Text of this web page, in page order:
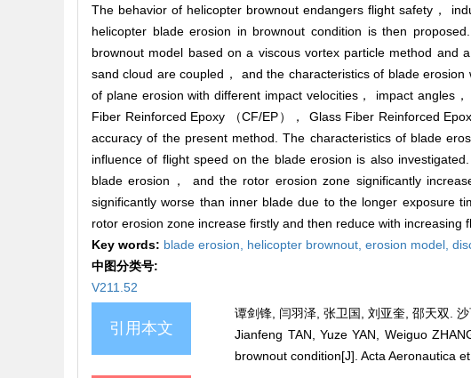
The behavior of helicopter brownout endangers flight safety，
helicopter blade erosion in brownout condition is then
brownout model based on a viscous vortex particle method and
sand cloud are coupled， and the characteristics of blade
of plane erosion with different impact velocities， impact angles
Fiber Reinforced Epoxy （CF/EP）， Glass Fiber Reinforced
accuracy of the present method. The characteristics of blade
influence of flight speed on the blade erosion is also
blade erosion， and the rotor erosion zone significantly
significantly worse than inner blade due to the longer exposure
rotor erosion zone increase firstly and then reduce with increasing
Key words: blade erosion, helicopter brownout, erosion model,
中图分类号:
V211.52
引用本文
谭剑锋, 闫羽泽, 张卫国, 刘亚奎, 邵天双.
Jianfeng TAN, Yuze YAN, Weiguo
brownout condition[J]. Acta Aeronautica